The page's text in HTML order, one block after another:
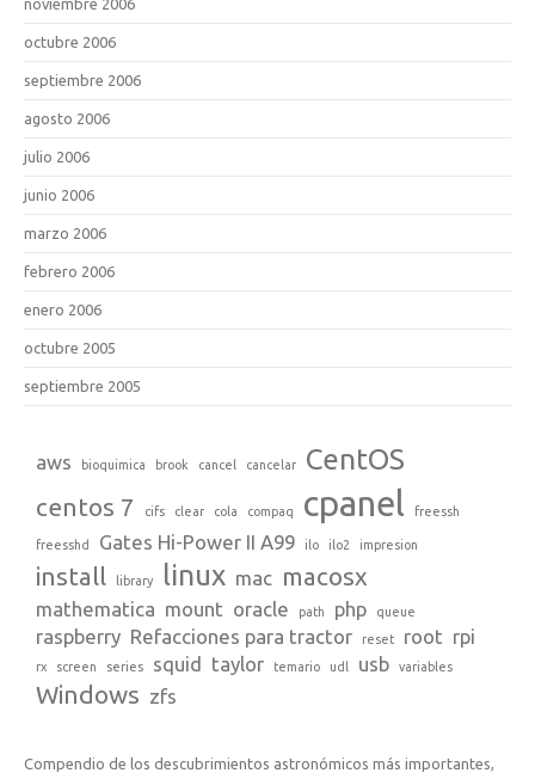
octubre 2006
septiembre 2006
agosto 2006
julio 2006
junio 2006
marzo 2006
febrero 2006
enero 2006
octubre 2005
septiembre 2005
aws bioquimica brook cancel cancelar CentOS
centos 7 cifs clear cola compaq cpanel freessh
freesshd Gates Hi-Power II A99 ilo ilo2 impresion
install library linux mac macosx
mathematica mount oracle path php queue
raspberry Refacciones para tractor reset root rpi
rx screen series squid taylor temario udl usb variables
Windows zfs
Compendio de los descubrimientos astronómicos más importantes,